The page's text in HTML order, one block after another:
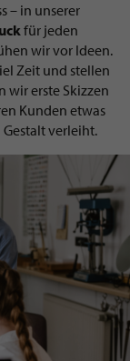
– in unserer
für jeden
wir vor Ideen.
Zeit und stellen
wir erste Skizzen
Kunden etwas
verleiht.